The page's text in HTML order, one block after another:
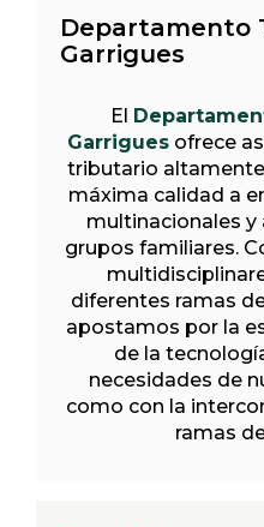
Departamento
Garrigues
El
Garriguesofrece
tributario
máxima calidad a
multinacionales y
grupos familiares.
diferentes ramas
apostamos por la
de la
necesidades de
como con la
ramas